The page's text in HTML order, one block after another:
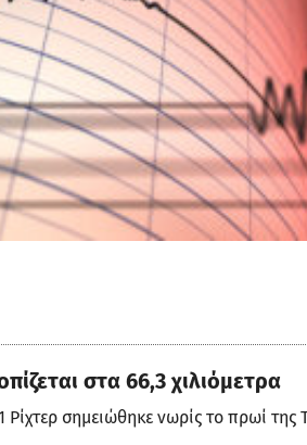
στα 66,3 χιλιόμετρα
Ρίχτερ σημειώθηκε νωρίς το πρωί της